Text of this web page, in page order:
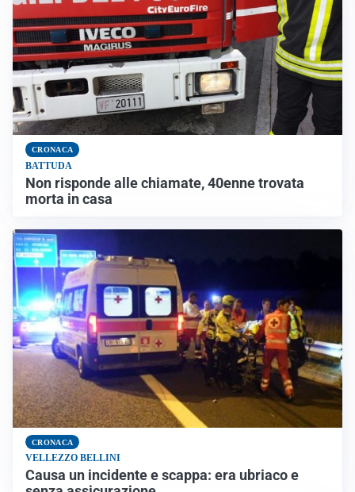
CRONACA
BATTUDA
Non risponde alle chiamate, 40enne trovata
morta in casa
CRONACA
VELLEZZO BELLINI
Causa un incidente e scappa: era ubriaco e